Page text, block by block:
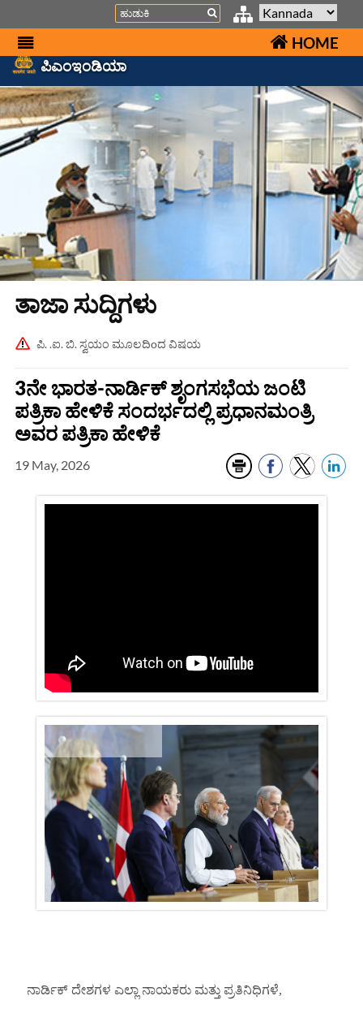
Search
HOME
ಪಿಎಂಇಂಡಿಯಾ
ತಾಜಾ ಸುದ್ದಿಗಳು
ಪಿ. .ಐ. ಬಿ. ಸ್ವಯಂ ಮೂಲದಿoದ ವಿಷಯ
3ನೇ ಭಾರತ-ನಾರ್ಡಿಕ್ ಶೃಂಗಸಭೆಯ ಜಂಟಿ
ಪತ್ರಿಕಾ ಹೇಳಿಕೆ ಸಂದರ್ಭದಲ್ಲಿ ಪ್ರಧಾನಮಂತ್ರಿ
ಅವರ ಪತ್ರಿಕಾ ಹೇಳಿಕೆ
19 May, 2026
ನಾರ್ಡಿಕ್ ದೇಶಗಳ ಎಲ್ಲಾ ನಾಯಕರು ಮತ್ತು ಪ್ರತಿನಿಧಿಗಳೆ,